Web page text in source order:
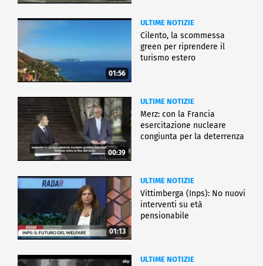
01:56
ULTIME NOTIZIE
Cilento, la scommessa
green per riprendere il
turismo estero
00:39
ULTIME NOTIZIE
Merz: con la Francia
esercitazione nucleare
congiunta per la deterrenza
01:13
ULTIME NOTIZIE
Vittimberga (Inps): No nuovi
interventi su età
pensionabile
ULTIME NOTIZIE